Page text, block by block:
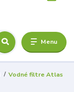
Menu
Vodné filtre Atlas